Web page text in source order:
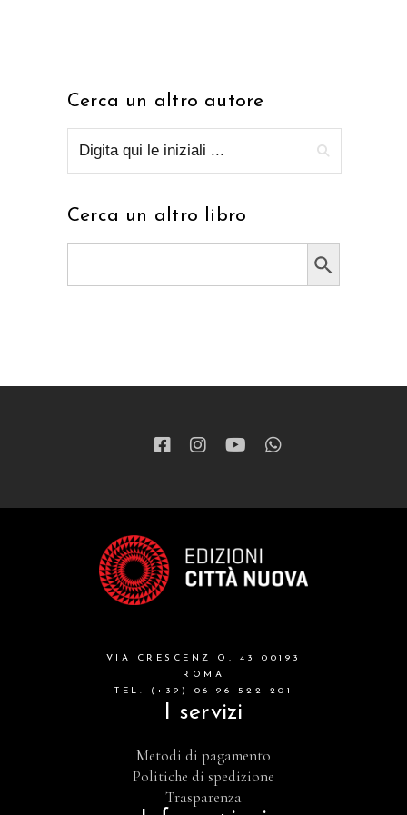
Cerca un altro autore
Cerca un altro libro
Search Button
VIA CRESCENZIO, 43 00193
ROMA
TEL. (+39) 06 96 522 201
I servizi
Metodi di pagamento
Politiche di spedizione
Trasparenza